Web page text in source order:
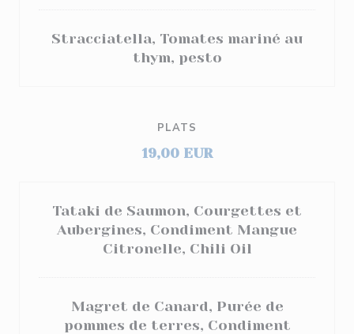
Stracciatella, Tomates mariné au
thym, pesto
PLATS
19,00 EUR
Tataki de Saumon, Courgettes et
Aubergines, Condiment Mangue
Citronelle, Chili Oil
Magret de Canard, Purée de
pommes de terres, Condiment